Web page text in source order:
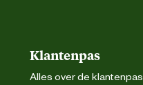
Klantenpas
Alles over de klantenpas